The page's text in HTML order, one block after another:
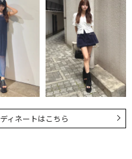
ィネートはこちら